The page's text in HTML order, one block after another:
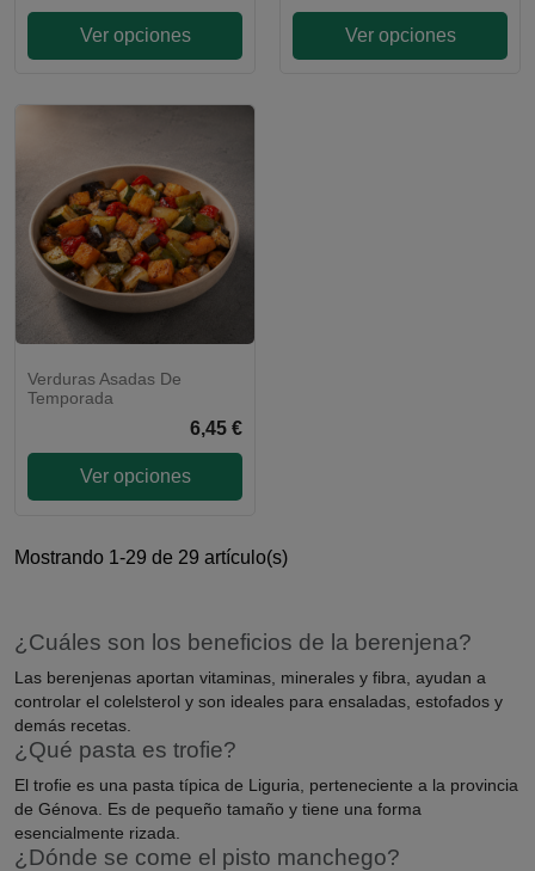
Ver opciones Ver opciones
Verduras Asadas De
Temporada
6,45 €
Ver opciones
Mostrando 1-29 de 29 artículo(s)
¿Cuáles son los beneficios de la berenjena?
Las berenjenas aportan vitaminas, minerales y fibra, ayudan a
controlar el colelsterol y son ideales para ensaladas, estofados y
demás recetas.
¿Qué pasta es trofie?
El trofie es una pasta típica de Liguria, perteneciente a la provincia
de Génova. Es de pequeño tamaño y tiene una forma
esencialmente rizada.
¿Dónde se come el pisto manchego?